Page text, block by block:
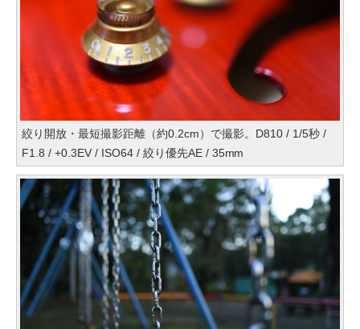
絞り開放・最短撮影距離（約0.2cm）で撮影。D810 / 1/5秒 /
F1.8 / +0.3EV / ISO64 / 絞り優先AE / 35mm